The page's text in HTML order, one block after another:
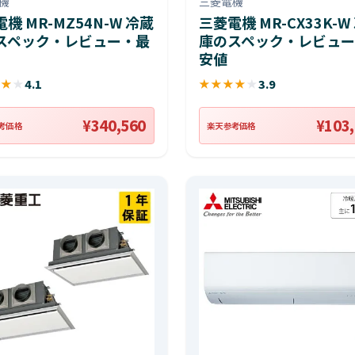
機 MR-MZ54N-W 冷蔵
ペック・レビュー・最
★ ★ 4.1
価格 ¥340,560
三菱電機 MR-CX33K-W
庫のスペック・レビュ
安値
★★★★ ★ 3.9
楽天参考価格